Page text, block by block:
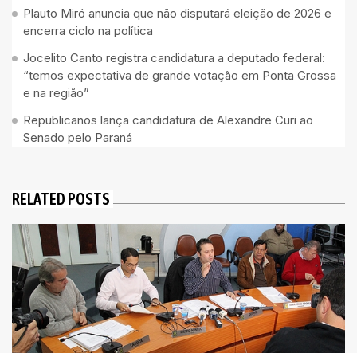
Plauto Miró anuncia que não disputará eleição de 2026 e
encerra ciclo na política
Jocelito Canto registra candidatura a deputado federal:
“temos expectativa de grande votação em Ponta Grossa
e na região”
Republicanos lança candidatura de Alexandre Curi ao
Senado pelo Paraná
RELATED POSTS